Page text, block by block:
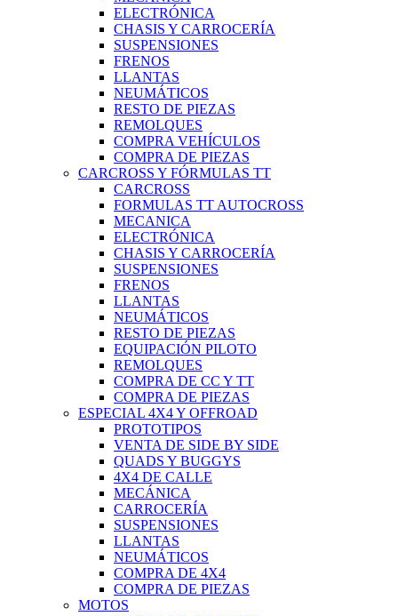
ELECTRÓNICA
CHASIS Y CARROCERÍA
SUSPENSIONES
FRENOS
LLANTAS
NEUMÁTICOS
RESTO DE PIEZAS
REMOLQUES
COMPRA VEHÍCULOS
COMPRA DE PIEZAS
CARCROSS Y FÓRMULAS TT
CARCROSS
FORMULAS TT AUTOCROSS
MECANICA
ELECTRÓNICA
CHASIS Y CARROCERÍA
SUSPENSIONES
FRENOS
LLANTAS
NEUMÁTICOS
RESTO DE PIEZAS
EQUIPACIÓN PILOTO
REMOLQUES
COMPRA DE CC Y TT
COMPRA DE PIEZAS
ESPECIAL 4X4 Y OFFROAD
PROTOTIPOS
VENTA DE SIDE BY SIDE
QUADS Y BUGGYS
4X4 DE CALLE
MECÁNICA
CARROCERÍA
SUSPENSIONES
LLANTAS
NEUMÁTICOS
COMPRA DE 4X4
COMPRA DE PIEZAS
MOTOS